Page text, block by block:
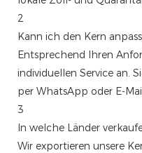
2
Kann ich den Kern
Entsprechend Ihren
individuellen Service an.
per WhatsApp oder E-
3
In welche Länder
Wir exportieren unsere